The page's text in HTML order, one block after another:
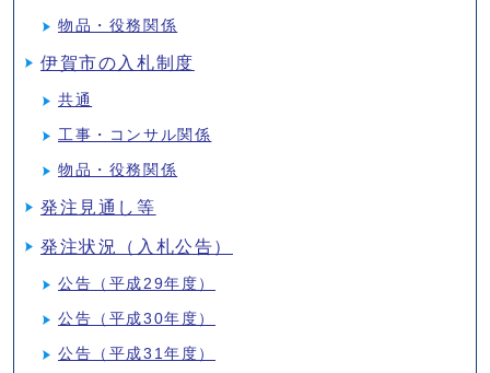
物品・役務関係
伊賀市の入札制度
共通
工事・コンサル関係
物品・役務関係
発注見通し等
発注状況（入札公告）
公告（平成29年度）
公告（平成30年度）
公告（平成31年度）